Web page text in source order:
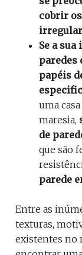
cobrir
Se a
paredes
papéis
uma
maresia,
de
que são
parede
Entre as
texturas,
existentes no